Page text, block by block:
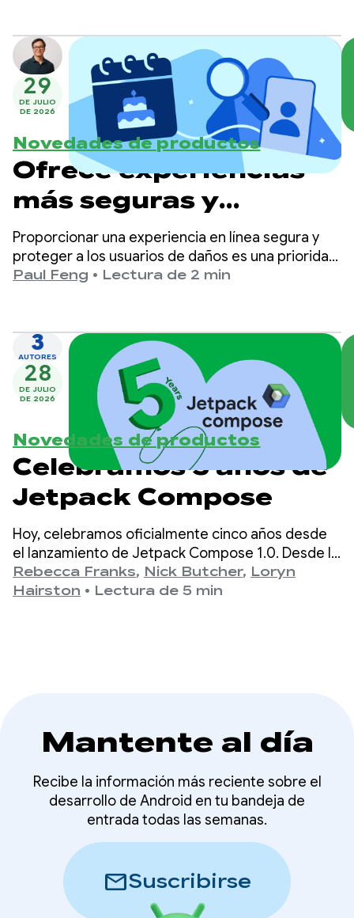
29
DE JULIO
DE 2026
Novedades de productos
Ofrece experiencias
más seguras y
adecuadas para la
edad en Google Play
Proporcionar una experiencia en línea segura y
proteger a los usuarios de daños es una prioridad
principal en Google Play.
Paul Feng • Lectura de 2 min
3
AUTORES
28
DE JULIO
DE 2026
Novedades de productos
Celebramos 5 años de
Jetpack Compose
Hoy, celebramos oficialmente cinco años desde
el lanzamiento de Jetpack Compose 1.0. Desde la
versión 1.0, anunciada el 28 de julio de 2021, hasta
nuestro lanzamiento más reciente, la versión 1.11,
Rebecca Franks, Nick Butcher, Loryn
Hairston • Lectura de 5 min
Mantente al día
Recibe la información más reciente sobre el
desarrollo de Android en tu bandeja de
entrada todas las semanas.
mailSuscribirse